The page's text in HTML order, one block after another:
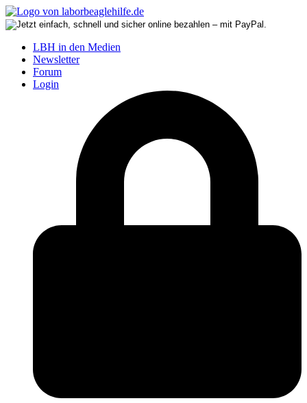
LBH in den Medien
Newsletter
Forum
Login